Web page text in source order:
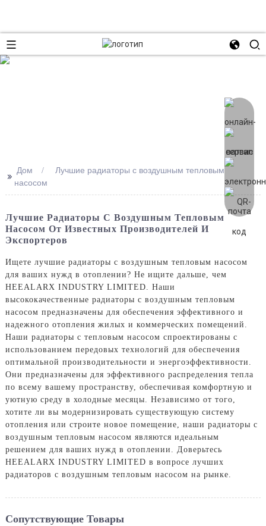
>> Дом
Лучшие радиаторы с воздушным тепловым
насосом
Лучшие Радиаторы С Воздушным Тепловым
Насосом От Известных Производителей И
Экспортеров
Ищете лучшие радиаторы с воздушным тепловым насосом
для ваших нужд в отоплении? Не ищите дальше, чем
HEEALARX INDUSTRY LIMITED. Наши
высококачественные радиаторы с воздушным тепловым
насосом предназначены для обеспечения эффективного и
надежного отопления жилых и коммерческих помещений.
Наши радиаторы с тепловым насосом спроектированы с
использованием передовых технологий для обеспечения
оптимальной производительности и энергоэффективности.
Они предназначены для эффективного распределения тепла
по всему вашему пространству, обеспечивая комфортную и
уютную среду в холодные месяцы. Независимо от того,
хотите ли вы модернизировать существующую систему
отопления или строите новое помещение, наши радиаторы с
воздушным тепловым насосом являются идеальным
решением для ваших нужд в отоплении. Доверьтесь
HEEALARX INDUSTRY LIMITED в вопросе лучших
радиаторов с воздушным тепловым насосом на рынке.
Сопутствующие Товары